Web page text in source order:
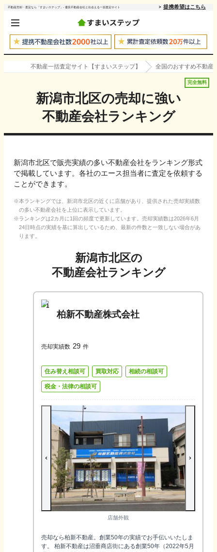
不動産売却・査定なら「すまいステップ」- 優良不動産会社と出会える一括査定サイト 提携希望はこちら
不動産一括査定サイト【すまいステップ】 全国のおすすめ不動産
完全無料
新潟市北区の売却に強い
不動産会社ランキング
新潟市北区で販売実績の多い不動産会社をランキング形式
で掲載しています。各社のエース担当者に査定を依頼する
ことができます。
本ランキングでは、 新潟市北区の近くに店舗があり、提供された売却実績数
の多い不動産会社を上位に表示しています。
ランキングは2カ月に1回の頻度で更新しています。売却実績数は2026年6月
24日時点の実績を基に算出しているため、最新の件数と一致しない場合があ
ります。
新潟市北区の
不動産会社ランキング
1
柏新不動産株式会社
売却実績数 29 件
住み替え相談可 買取対応 相続の相談可
税金・法律の相談可
店舗外観
売却なら柏新不動産。創業50年の実績でお手伝いいたしま
す。 柏新不動産は沼垂商店街にある創業50年（2022年5月